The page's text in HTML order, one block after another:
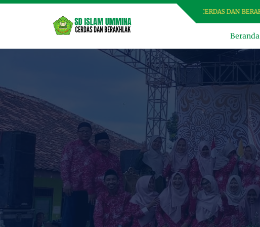
SELAMAT DATANG DI WEBSITE SD ISLAM UMMINA, CERDAS DAN BERAKHLAK
Beranda